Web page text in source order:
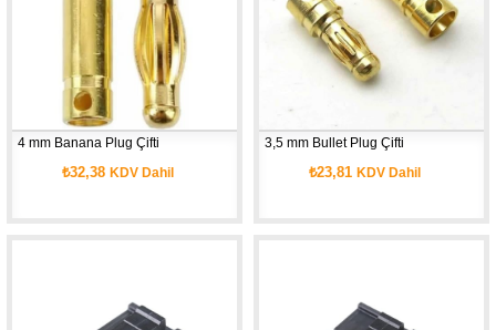
4 mm Banana Plug Çifti
₺32,38 KDV Dahil
3,5 mm Bullet Plug Çifti
₺23,81 KDV Dahil